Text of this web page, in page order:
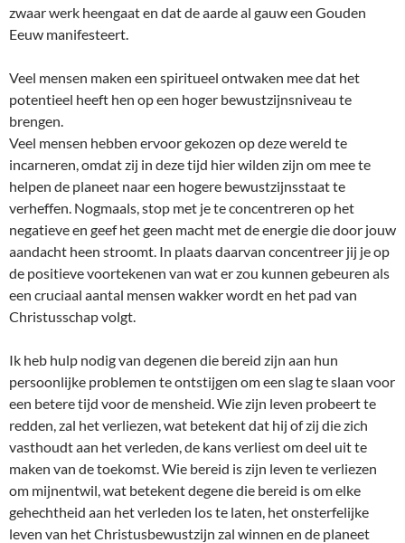
zwaar werk heengaat en dat de aarde al gauw een Gouden
Eeuw manifesteert.
Veel mensen maken een spiritueel ontwaken mee dat het
potentieel heeft hen op een hoger bewustzijnsniveau te
brengen.
Veel mensen hebben ervoor gekozen op deze wereld te
incarneren, omdat zij in deze tijd hier wilden zijn om mee te
helpen de planeet naar een hogere bewustzijnsstaat te
verheffen. Nogmaals, stop met je te concentreren op het
negatieve en geef het geen macht met de energie die door jouw
aandacht heen stroomt. In plaats daarvan concentreer jij je op
de positieve voortekenen van wat er zou kunnen gebeuren als
een cruciaal aantal mensen wakker wordt en het pad van
Christusschap volgt.
Ik heb hulp nodig van degenen die bereid zijn aan hun
persoonlijke problemen te ontstijgen om een slag te slaan voor
een betere tijd voor de mensheid. Wie zijn leven probeert te
redden, zal het verliezen, wat betekent dat hij of zij die zich
vasthoudt aan het verleden, de kans verliest om deel uit te
maken van de toekomst. Wie bereid is zijn leven te verliezen
om mijnentwil, wat betekent degene die bereid is om elke
gehechtheid aan het verleden los te laten, het onsterfelijke
leven van het Christusbewustzijn zal winnen en de planeet